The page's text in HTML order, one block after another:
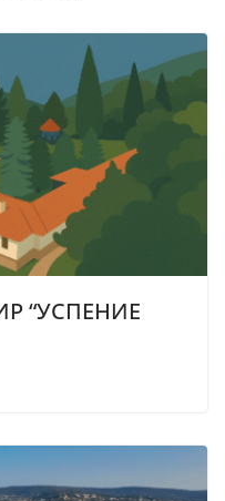
“УСПЕНИЕ